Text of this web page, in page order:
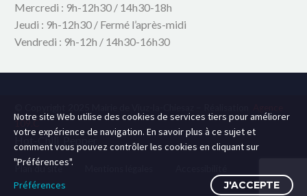
Mercredi : 9h-12h30 / 14h30-18h
Jeudi : 9h-12h30 / Fermé l’après-midi
Vendredi : 9h-12h / 14h30-16h30
109.C
Hot-Chili_Pepper
Plan du site
Notre site Web utilise des cookies de services tiers pour améliorer
votre expérience de navigation. En savoir plus à ce sujet et
comment vous pouvez contrôler les cookies en cliquant sur
"Préférences".
Préférences
J'ACCEPTE